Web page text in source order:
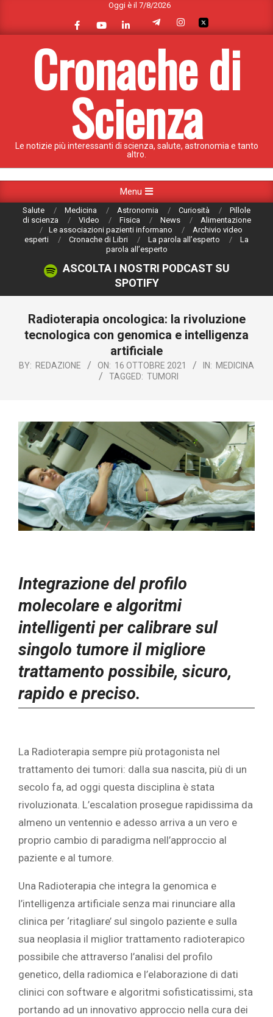
content
Oggi è il 7/8/2026
Cronache di
Scienza
Le notizie più interessanti di scienza, salute, astronomia e tanto
altro.
Navigation
Menu
Salute Medicina Astronomia Curiosità
Pillole
di scienza
Video Fisica News
Alimentazione
Le associazioni pazienti informano
Archivio video
esperti
Cronache di Libri La parola all’esperto
La
parola all’esperto
ASCOLTA I NOSTRI PODCAST SU
SPOTIFY
Radioterapia oncologica: la rivoluzione
tecnologica con genomica e intelligenza
artificiale
BY: REDAZIONE ON: 16 OTTOBRE 2021 IN: MEDICINA
TAGGED: TUMORI
Integrazione del profilo
molecolare e algoritmi
intelligenti per calibrare sul
singolo tumore il migliore
trattamento possibile, sicuro,
rapido e preciso.
La Radioterapia sempre più protagonista nel
trattamento dei tumori: dalla sua nascita, più di un
secolo fa, ad oggi questa disciplina è stata
rivoluzionata. L’escalation prosegue rapidissima da
almeno un ventennio e adesso arriva a un vero e
proprio cambio di paradigma nell’approccio al
paziente e al tumore.
Una Radioterapia che integra la genomica e
l’intelligenza artificiale senza mai rinunciare alla
clinica per ‘ritagliare’ sul singolo paziente e sulla
sua neoplasia il miglior trattamento radioterapico
possibile che attraverso l’analisi del profilo
genetico, della radiomica e l’elaborazione di dati
clinici con software e algoritmi sofisticatissimi, sta
portando ad un innovativo approccio nella cura dei